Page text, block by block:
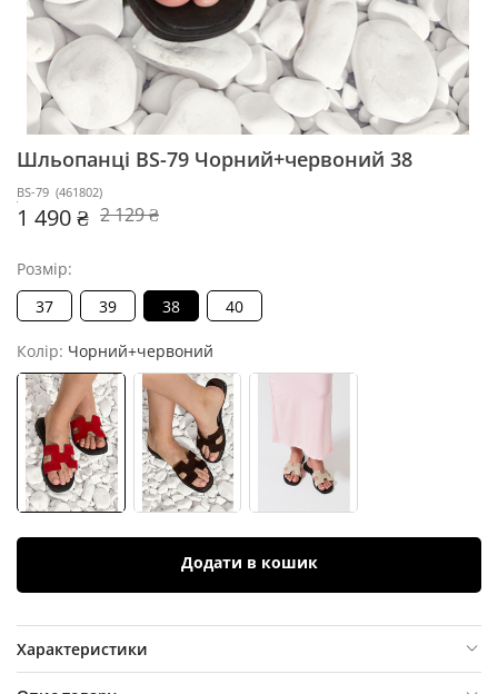
Шльопанці BS-79 Чорний+червоний 38
BS-79 (461802)
1 490 ₴ 2 129 ₴
Розмір:
37
39 38 40
Колір: Чорний+червоний
Додати в кошик
Характеристики